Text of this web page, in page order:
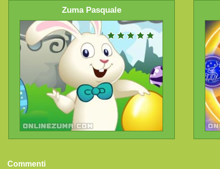
Zuma Pasquale
Commenti